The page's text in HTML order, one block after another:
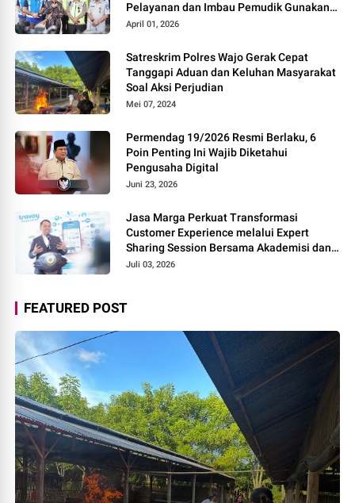
Pelayanan dan Imbau Pemudik Gunakan
Rest Area Alternatif
April 01, 2026
Satreskrim Polres Wajo Gerak Cepat
Tanggapi Aduan dan Keluhan Masyarakat
Soal Aksi Perjudian
Mei 07, 2024
Permendag 19/2026 Resmi Berlaku, 6
Poin Penting Ini Wajib Diketahui
Pengusaha Digital
Juni 23, 2026
Jasa Marga Perkuat Transformasi
Customer Experience melalui Expert
Sharing Session Bersama Akademisi dan
Praktisi
Juli 03, 2026
FEATURED POST